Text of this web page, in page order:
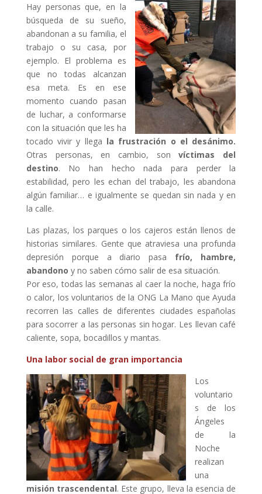
Hay personas que, en la
búsqueda de su sueño,
abandonan a su familia, el
trabajo o su casa, por
ejemplo. El problema es
que no todas alcanzan
esa meta. Es en ese
momento cuando pasan
de luchar, a conformarse
con la situación que les ha
tocado vivir y llega la frustración o el desánimo.
Otras personas, en cambio, sonvíctimas del
destino. No han hecho nada para perder la
estabilidad, pero les echan del trabajo, les abandona
algún familiar… e igualmente se quedan sin nada y en
la calle.
Las plazas, los parques o los cajeros están llenos de
historias similares. Gente que atraviesa una profunda
depresión porque a diario pasa frío, hambre,
abandono y no saben cómo salir de esa situación.
Por eso, todas las semanas al caer la noche, haga frío
o calor, los voluntarios de la ONG La Mano que Ayuda
recorren las calles de diferentes ciudades españolas
para socorrer a las personas sin hogar. Les llevan café
caliente, sopa, bocadillos y mantas.
Una labor social de gran importancia
Los
voluntario
s de los
Ángeles
de la
Noche
realizan
una
misión trascendental. Este grupo, lleva la esencia de